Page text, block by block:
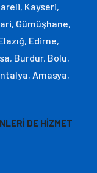
Kayseri,
Gümüşhane,
Edirne,
Burdur, Bolu,
Amasya,
DE HİZMET